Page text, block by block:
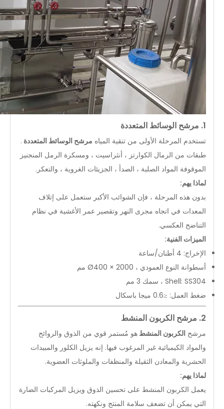
1. مرشح الوسائط المتعددة
تستخدم المرحلة الأولى من تنقية المياه مرشح الوسائط المتعددة .
طبقات من الرمال الكوارتز ، أنثراسيت ، ومسكرة الرمل المنجنيز
الموقوفة المواد الصلبة ، الصدأ ، الجزيئات الغروية ، والتعكر.
لماذا يهم:
بدون هذه المرحلة ، فإن الشوائب الأكبر ستعمل على إتلاف
المعدات في اتجاه مجرى النهر وتقصير عمر الأغشية في نظام
التناضح العكسي.
الميزات الفنية:
الإخراج: 4 أطنان/ساعة
أسطوانة النوع العمودي ، Ø400 × 2000 مم
Shell: SS304 ، سمك 3 مم
ضغط العمل: ≤0.6 ميجا باسكال
2. مرشح الكربون المنشط
مرشح الكربون المنشط هو مُستمر قوي من الذوق والروائح
والمواد الكيميائية غير المرغوب فيها. إنه يزيل الكلور والمبيدات
الحشرية والمعادن الثقيلة والمنظفات والملوثات العضوية.
لماذا يهم:
يعمل الكربون المنشط على تحسين الذوق ويزيل المركبات الضارة
التي يمكن أن تضعف سلامة المنتج ونكهته.